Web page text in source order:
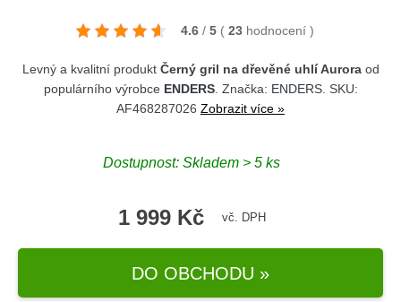
4.6 / 5 ( 23 hodnocení )
Levný a kvalitní produkt Černý gril na dřevěné uhlí Auroraod
populárního výrobce ENDERS. Značka: ENDERS. SKU:
AF468287026 Zobrazit více »
Dostupnost: Skladem > 5 ks
1 999 Kč vč. DPH
DO OBCHODU »